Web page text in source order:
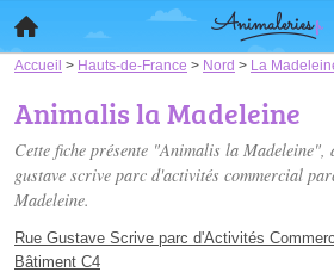
Accueil > Hauts-de-France > Nord > La
Animalis la Madeleine
Cette fiche présente "Animalis la Madeleine",
gustave scrive parc d'activités commercial
Madeleine.
Rue Gustave Scrive parc d'Activités
Bâtiment C4